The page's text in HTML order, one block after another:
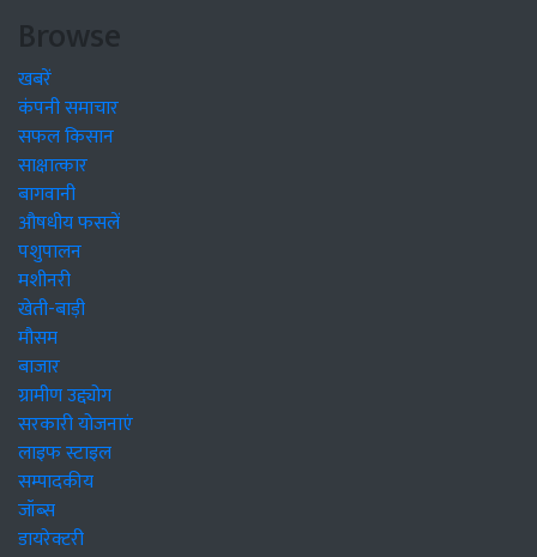
Browse
खबरें
कंपनी समाचार
सफल किसान
साक्षात्कार
बागवानी
औषधीय फसलें
पशुपालन
मशीनरी
खेती-बाड़ी
मौसम
बाजार
ग्रामीण उद्द्योग
सरकारी योजनाएं
लाइफ स्टाइल
सम्पादकीय
जॉब्स
डायरेक्टरी